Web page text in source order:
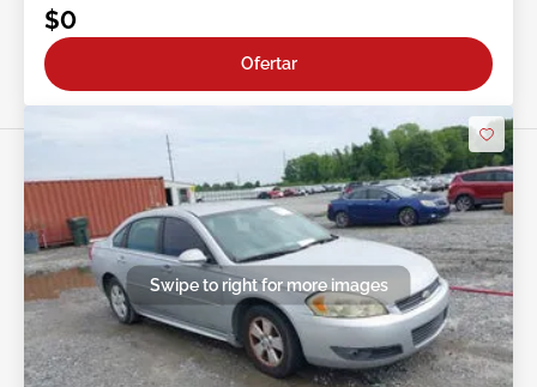
$0
Ofertar
Swipe to right for more images